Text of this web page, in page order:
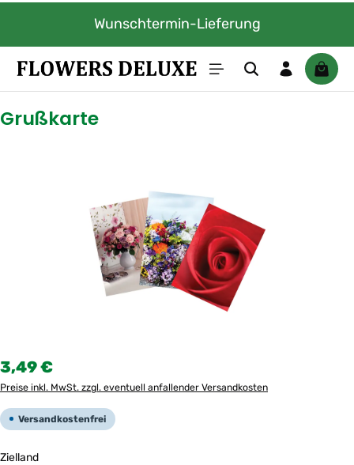
Zum Hauptinhalt springenWunschtermin-Lieferung
Grußkarte
Regulärer Preis:
3,49 €
Preise inkl. MwSt. zzgl. eventuell anfallender Versandkosten
Versandkostenfrei
Zielland